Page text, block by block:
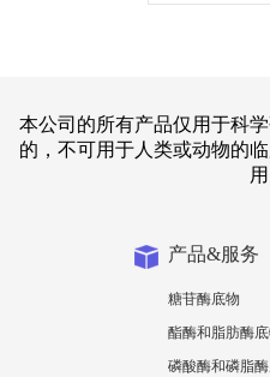
本公司的所有产品仅用于科
的，不可用于人类或动物的
用
产品&服务
糖苷酶底物
酯酶和脂肪酶
磷酸酶和磷脂